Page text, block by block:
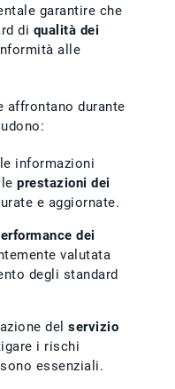
garantire che
di qualità dei
alle
affrontano durante
informazioni
prestazioni dei
e aggiornate.
dei
valutata
degli standard
del servizio
i rischi
sono essenziali.